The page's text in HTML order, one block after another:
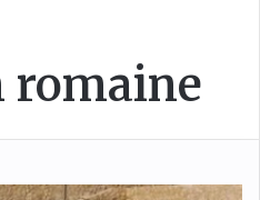
romaine